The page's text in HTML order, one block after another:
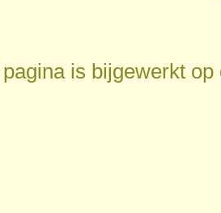
is bijgewerkt op